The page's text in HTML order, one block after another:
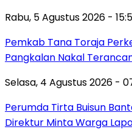
Rabu, 5 Agustus 2026 -
Pemkab Tana Toraja
Pangkalan Nakal
Selasa, 4 Agustus 2026 -
Perumda Tirta Buisun
Direktur Minta Warga